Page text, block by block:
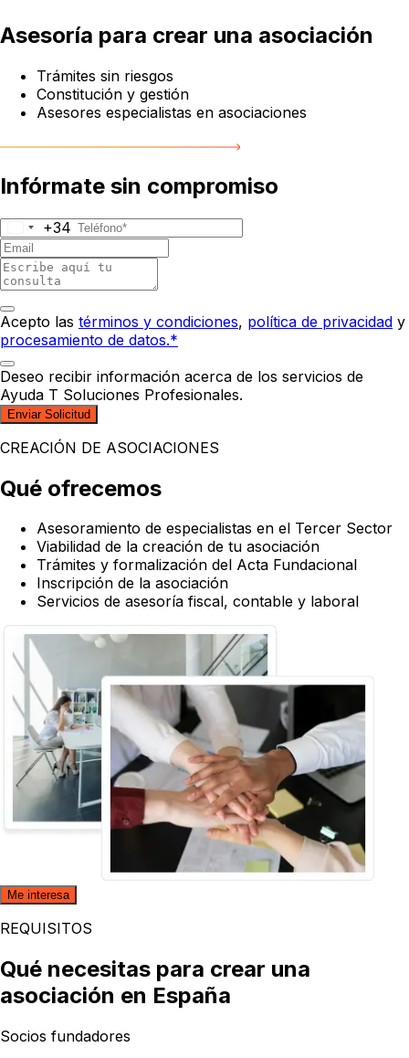
Asesoría para crear una asociación
Trámites sin riesgos
Constitución y gestión
Asesores especialistas en asociaciones
Infórmate sin compromiso
+34
Acepto las términos y condiciones, política de privacidad y
procesamiento de datos.*
Deseo recibir información acerca de los servicios de
Ayuda T Soluciones Profesionales.
Enviar Solicitud
CREACIÓN DE ASOCIACIONES
Qué ofrecemos
Asesoramiento de especialistas en el Tercer Sector
Viabilidad de la creación de tu asociación
Trámites y formalización del Acta Fundacional
Inscripción de la asociación
Servicios de asesoría fiscal, contable y laboral
Me interesa
REQUISITOS
Qué necesitas para crear una
asociación en España
Socios fundadores